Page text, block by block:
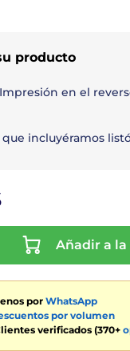
producto
en el
que incluyéramos
Añadir a la
por WhatsApp
por volumen
verificados (370+